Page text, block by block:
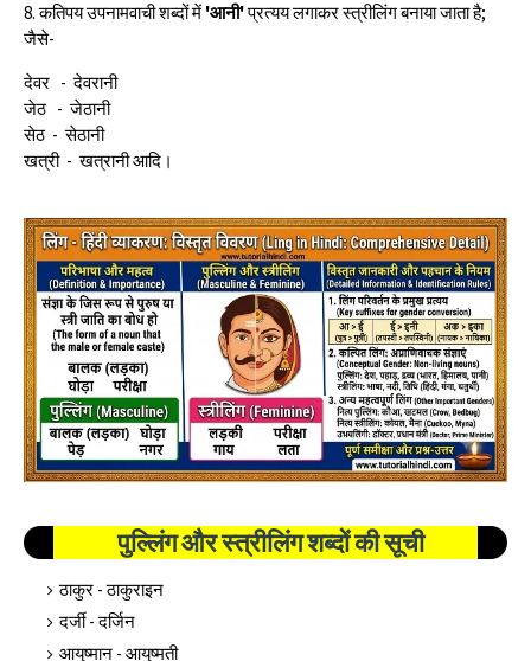
8. कतिपय उपनामवाची शब्दों में 'आनी'प्रत्यय लगाकर स्त्रीलिंग बनाया जाता है;
जैसे-
देवर - देवरानी
जेठ - जेठानी
सेठ - सेठानी
खत्री - खत्रानी आदि।
पुल्लिंग और स्त्रीलिंग शब्दों की सूची
ठाकुर - ठाकुराइन
दर्जी - दर्जिन
आयुष्मान - आयुष्मती